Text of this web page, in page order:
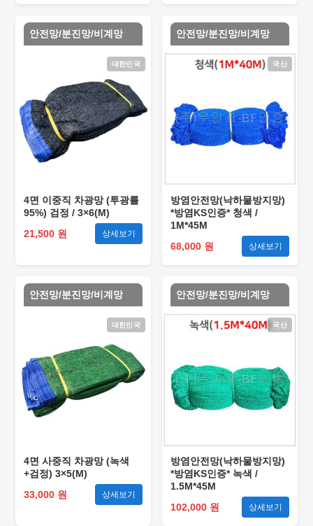
안전망/분진망/비계망
대한민국
4면 이중직 차광망 (투광률
95%) 검정 / 3×6(M)
21,500 원
상세보기
안전망/분진망/비계망
국산
방염안전망(낙하물방지망)
*방염KS인증* 청색 /
1M*45M
68,000 원
상세보기
안전망/분진망/비계망
대한민국
4면 사중직 차광망 (녹색
+검정) 3×5(M)
33,000 원
상세보기
안전망/분진망/비계망
국산
방염안전망(낙하물방지망)
*방염KS인증* 녹색 /
1.5M*45M
102,000 원
상세보기